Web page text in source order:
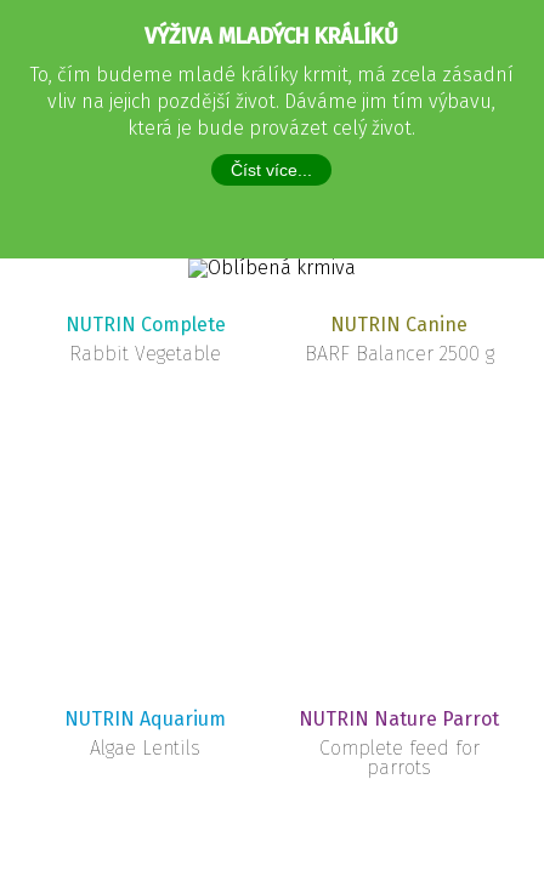
VÝŽIVA MLADÝCH KRÁLÍKŮ
To, čím budeme mladé králíky krmit, má zcela zásadní
vliv na jejich pozdější život. Dáváme jim tím výbavu,
která je bude provázet celý život.
Číst více...
NUTRIN Complete
Rabbit Vegetable
NUTRIN Canine
BARF Balancer 2500 g
NUTRIN Aquarium
Algae Lentils
NUTRIN Nature Parrot
Complete feed for
parrots